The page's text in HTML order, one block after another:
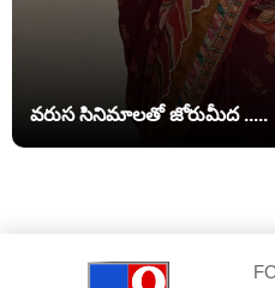
వరుస సినిమాలతో జోరుమీద .....